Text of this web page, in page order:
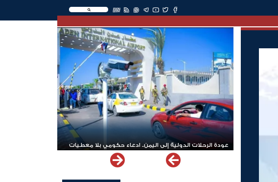
EN
عودة الرحلات الدولية إلى اليمن.. ادعاء حكومي بلا معطيات